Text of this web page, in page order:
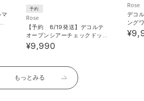
予約
Rose
【予約 8/19発送】デコルテ
オープンシアーチェックドッキ
ング半袖ワンピース【大きいサ
イズあり】【SD】
¥9,990
Rose
デコ
ング
あり
もっとみる